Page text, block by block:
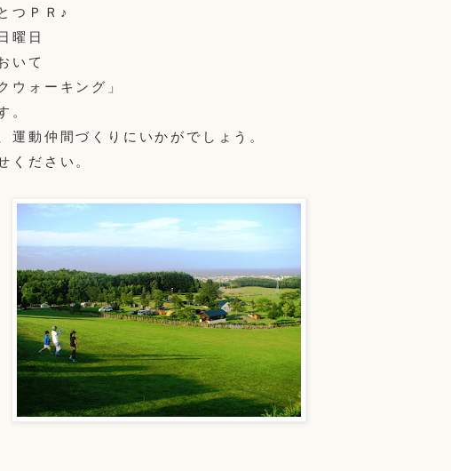
つＰＲ♪
曜日
いて
ウォーキング」
。
運動仲間づくりにいかがでしょう。
ください。